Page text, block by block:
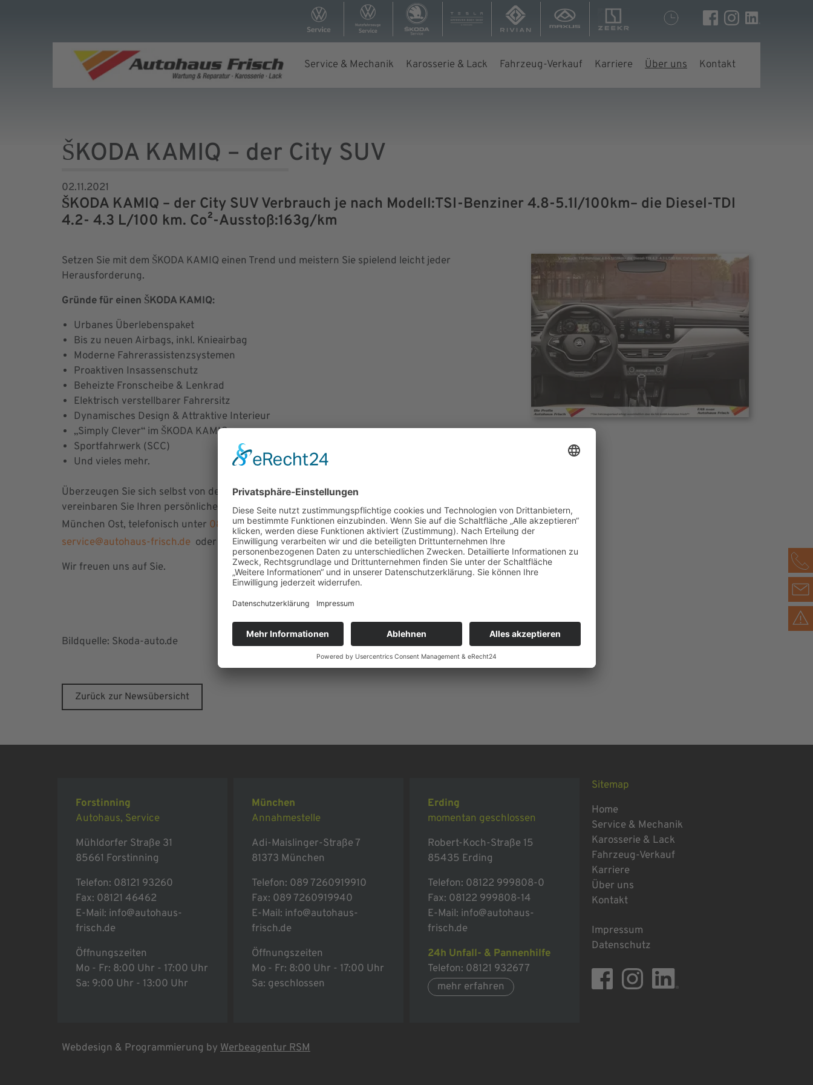
Service & Mechanik Karosserie & Lack Fahrzeug-Verkauf Karriere Über uns Kontakt
ŠKODA KAMIQ – der City SUV
02.11.2021
ŠKODA KAMIQ – der City SUV Verbrauch je nach Modell:TSI-Benziner 4.8-5.1l/100km– die Diesel-TDI
4.2- 4.3 L/100 km. Co²-Ausstoß:163g/km
Setzen Sie mit dem ŠKODA KAMIQ einen Trend und meistern Sie spielend leicht jeder
Herausforderung.
Gründe für einen ŠKODA KAMIQ:
Urbanes Überlebenspaket
Bis zu neuen Airbags, inkl. Knieairbag
Moderne Fahrerassistenzsystemen
Proaktiven Insassenschutz
Beheizte Fronscheibe & Lenkrad
Elektrisch verstellbarer Fahrersitz
Dynamisches Design & Attraktive Interieur
„Simply Clever“ im ŠKODA KAMIQ
Sportfahrwerk (SCC)
Und vieles mehr.
Überzeugen Sie sich selbst von den Vorteilen, des SUV´s im markanten ŠKODA Design und
vereinbaren Sie Ihren persönlichen Beratungstermin im Autohaus Frisch in Forstinning bei
München Ost, telefonisch unter 08121 93260 . Sie können uns auch gerne eine E-Mail schreiben an
service@autohaus-frisch.de oder an verkauf@autohaus-frisch.de.
Wir freuen uns auf Sie.
Bildquelle: Skoda-auto.de
Zurück zur Newsübersicht
Forstinning
Autohaus, Service
Mühldorfer Straße 31
85661 Forstinning
Telefon: 08121 93260
Fax: 08121 46462
E-Mail: info@autohaus-
frisch.de
Öffnungszeiten
Mo - Fr: 8:00 Uhr - 17:00 Uhr
Sa: 9:00 Uhr - 13:00 Uhr
München
Annahmestelle
Adi-Maislinger-Straße 7
81373 München
Telefon: 089 7260919910
Fax: 089 7260919940
E-Mail: info@autohaus-
frisch.de
Öffnungszeiten
Mo - Fr: 8:00 Uhr - 17:00 Uhr
Sa: geschlossen
Erding
momentan geschlossen
Robert-Koch-Straße 15
85435 Erding
Telefon: 08122 999808-0
Fax: 08122 999808-14
E-Mail: info@autohaus-
frisch.de
24h Unfall- & Pannenhilfe
Telefon: 08121 932677
mehr erfahren
Sitemap
Home
Service & Mechanik
Karosserie & Lack
Fahrzeug-Verkauf
Karriere
Über uns
Kontakt
Impressum
Datenschutz
Webdesign & Programmierung by Werbeagentur RSM